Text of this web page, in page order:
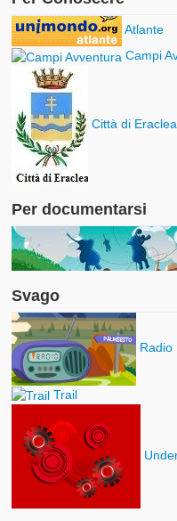
Atlante
Campi
Città di Eraclea
Per documentarsi
Svago
Radio
Trail